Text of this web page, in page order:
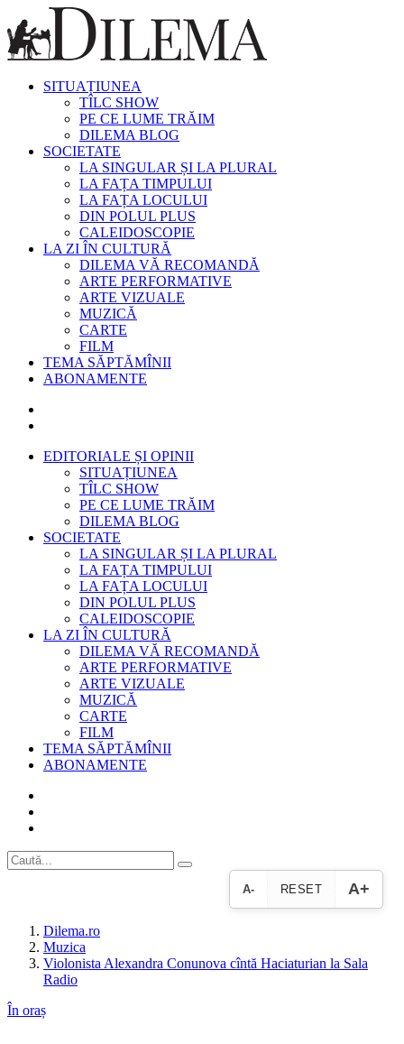
SITUAȚIUNEA
TÎLC SHOW
PE CE LUME TRĂIM
DILEMA BLOG
SOCIETATE
LA SINGULAR ȘI LA PLURAL
LA FAȚA TIMPULUI
LA FAȚA LOCULUI
DIN POLUL PLUS
CALEIDOSCOPIE
LA ZI ÎN CULTURĂ
DILEMA VĂ RECOMANDĂ
ARTE PERFORMATIVE
ARTE VIZUALE
MUZICĂ
CARTE
FILM
TEMA SĂPTĂMÎNII
ABONAMENTE
EDITORIALE ȘI OPINII
SITUAȚIUNEA
TÎLC SHOW
PE CE LUME TRĂIM
DILEMA BLOG
SOCIETATE
LA SINGULAR ȘI LA PLURAL
LA FAȚA TIMPULUI
LA FAȚA LOCULUI
DIN POLUL PLUS
CALEIDOSCOPIE
LA ZI ÎN CULTURĂ
DILEMA VĂ RECOMANDĂ
ARTE PERFORMATIVE
ARTE VIZUALE
MUZICĂ
CARTE
FILM
TEMA SĂPTĂMÎNII
ABONAMENTE
A- RESET A+
Dilema.ro
Muzica
Violonista Alexandra Conunova cîntă Haciaturian la Sala
Radio
În oraș